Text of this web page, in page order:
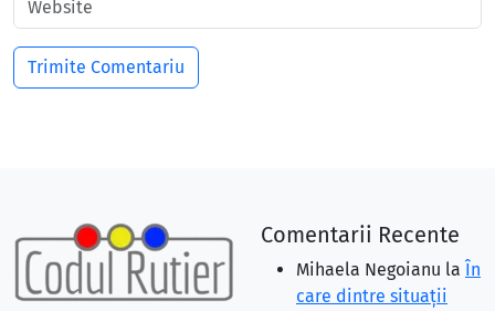
Comentarii Recente
Mihaela Negoianu la În
care dintre situaţii